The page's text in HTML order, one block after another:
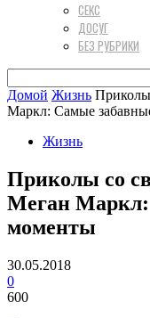
СЕКС
ДОСУГ
БЕЗ РУБРИКИ
Домой Жизнь
Маркл: Самые
Жизнь
Приколы со
Меган
моменты
30.05.2018
0
600